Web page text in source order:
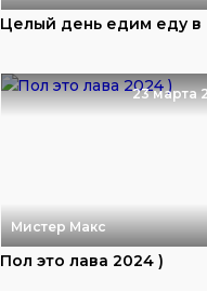
Целый день едим еду в
23 марта
Мистер Макс
Пол это лава 2024 )